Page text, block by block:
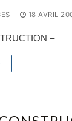
18 AVRIL
–